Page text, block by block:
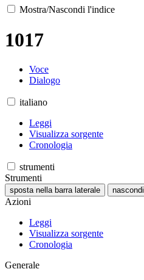
Mostra/Nascondi l'indice
1017
Voce
Dialogo
italiano
Leggi
Visualizza sorgente
Cronologia
strumenti
Strumenti
sposta nella barra laterale nascondi
Azioni
Leggi
Visualizza sorgente
Cronologia
Generale